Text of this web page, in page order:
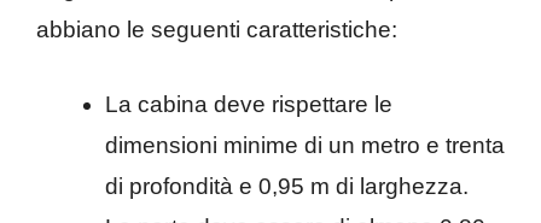
abbiano le seguenti caratteristiche:
La cabina deve rispettare le
dimensioni minime di un metro e trenta
di profondità e 0,95 m di larghezza.